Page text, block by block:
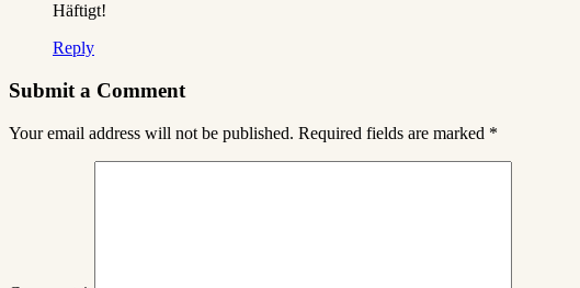
Häftigt!
Reply
Submit a Comment
Your email address will not be published. Required fields are marked *